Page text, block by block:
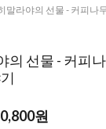
말라야의 선물 - 커피나
의 선물 - 커피
원